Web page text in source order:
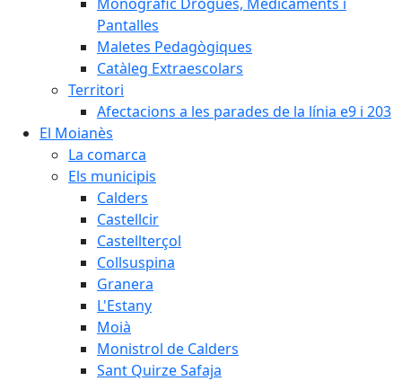
Pantalles
Maletes Pedagògiques
Catàleg Extraescolars
Territori
Afectacions a les parades de la línia e9 i 203
El Moianès
La comarca
Els municipis
Calders
Castellcir
Castellterçol
Collsuspina
Granera
L'Estany
Moià
Monistrol de Calders
Sant Quirze Safaja